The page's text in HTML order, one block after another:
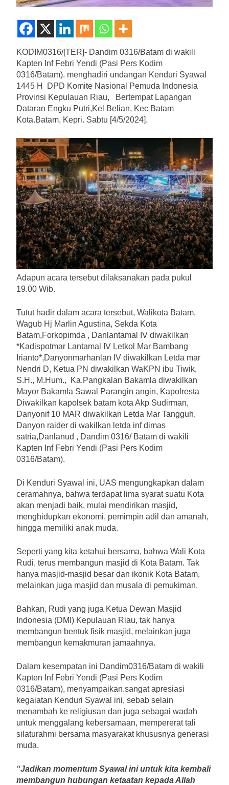
KODIM0316/[TER]- Dandim 0316/Batam di wakili
Kapten Inf Febri Yendi (Pasi Pers Kodim
0316/Batam). menghadiri undangan Kenduri Syawal
1445 H DPD Komite Nasional Pemuda Indonesia
Provinsi Kepulauan Riau, Bertempat Lapangan
Dataran Engku Putri,Kel Belian, Kec Batam
Kota.Batam, Kepri. Sabtu [4/5/2024].
Adapun acara tersebut dilaksanakan pada pukul
19.00 Wib.
Tutut hadir dalam acara tersebut, Walikota Batam,
Wagub Hj Marlin Agustina, Sekda Kota
Batam,Forkopimda , Danlantamal IV diwakilkan
*Kadispotmar Lantamal IV Letkol Mar Bambang
Irianto*,Danyonmarhanlan IV diwakilkan Letda mar
Nendri D, Ketua PN diwakilkan WaKPN ibu Tiwik,
S.H., M.Hum., ⁠Ka.Pangkalan Bakamla diwakilkan
Mayor Bakamla Sawal Parangin angin, ⁠Kapolresta
Diwakilkan kapolsek batam kota Akp Sudirman,
Danyonif 10 MAR diwakilkan Letda Mar Tangguh,
Danyon raider di wakilkan letda inf dimas
satria,Danlanud , Dandim 0316/ Batam di wakili
Kapten Inf Febri Yendi (Pasi Pers Kodim
0316/Batam).
Di Kenduri Syawal ini, UAS mengungkapkan dalam
ceramahnya, bahwa terdapat lima syarat suatu Kota
akan menjadi baik, mulai mendirikan masjid,
menghidupkan ekonomi, pemimpin adil dan amanah,
hingga memiliki anak muda.
Seperti yang kita ketahui bersama, bahwa Wali Kota
Rudi, terus membangun masjid di Kota Batam. Tak
hanya masjid-masjid besar dan ikonik Kota Batam,
melainkan juga masjid dan musala di pemukiman.
Bahkan, Rudi yang juga Ketua Dewan Masjid
Indonesia (DMI) Kepulauan Riau, tak hanya
membangun bentuk fisik masjid, melainkan juga
membangun kemakmuran jamaahnya.
Dalam kesempatan ini Dandim0316/Batam di wakili
Kapten Inf Febri Yendi (Pasi Pers Kodim
0316/Batam), menyampaikan.sangat apresiasi
kegaiatan Kenduri Syawal ini, sebab selain
menambah ke religiusan dan juga sebagai wadah
untuk menggalang kebersamaan, mempererat tali
silaturahmi bersama masyarakat khususnya generasi
muda.
“Jadikan momentum Syawal ini untuk kita kembali
membangun hubungan ketaatan kepada Allah